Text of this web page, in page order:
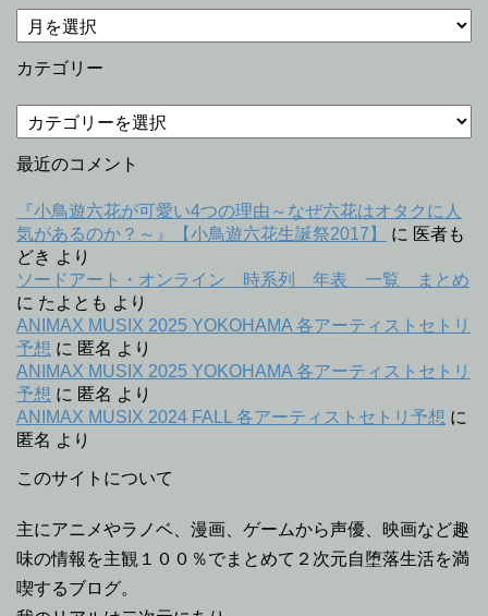
過
去
記
カテゴリー
テ
ゴ
ー
最近のコメント
『小鳥遊六花が可愛い4つの理由～なぜ六花はオタクに人
気があるのか？～』【小鳥遊六花生誕祭2017】
に 医者も
どき より
ソードアート・オンライン 時系列 年表 一覧 まとめ
に たよとも より
ANIMAX MUSIX 2025 YOKOHAMA 各アーティストセトリ
予想 に 匿名 より
ANIMAX MUSIX 2025 YOKOHAMA 各アーティストセトリ
予想 に 匿名 より
ANIMAX MUSIX 2024 FALL 各アーティストセトリ予想 に
匿名 より
このサイトについて
主にアニメやラノベ、漫画、ゲームから声優、映画など趣
味の情報を主観１００％でまとめて２次元自堕落生活を満
喫するブログ。